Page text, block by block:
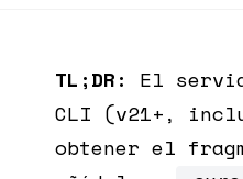
TL;DR:
El
CLI (v21+,
obtener el